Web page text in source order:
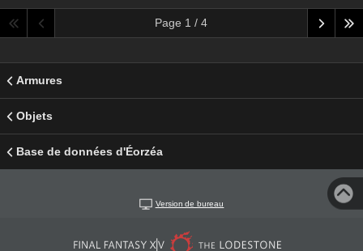
Page 1 / 4
Armures
Objets
Base de données d'Éorzéa
Version de bureau